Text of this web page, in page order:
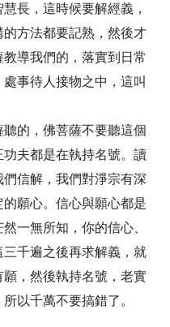
長，這時候要解經義，
方法都要記熟，然後才
導我們的，落實到日常
事待人接物之中，這叫
的，佛菩薩不要聽這個
夫都是在執持名號。讀
信解，我們對淨宗有深
願心。信心與願心都是
一無所知，你的信心、
千遍之後再求解義，就
，然後執持名號，老實
以千萬不要搞錯了。